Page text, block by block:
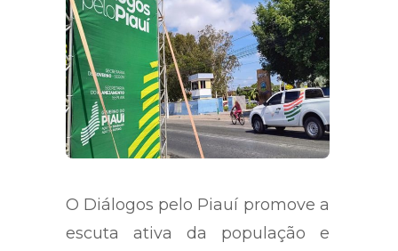
O Diálogos pelo Piauí promove a
escuta ativa da população e